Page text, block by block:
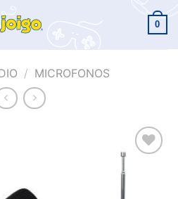
0
/ MICROFONOS